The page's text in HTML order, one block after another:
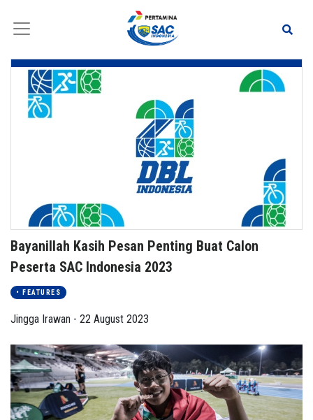
Bayanillah Kasih Pesan Penting Buat Calon
Peserta SAC Indonesia 2023
• FEATURES
Jingga Irawan - 22 August 2023